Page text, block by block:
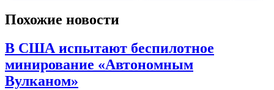
Похожие новости
В США испытают беспилотное
минирование «Автономным
Вулканом»